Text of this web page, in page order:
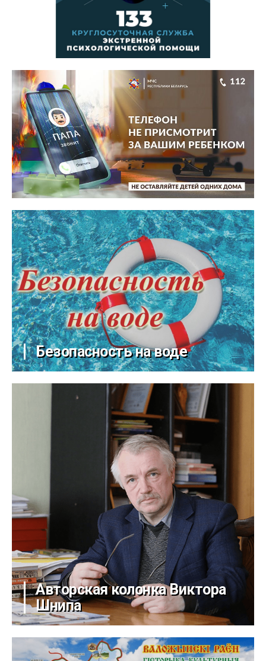
Безопасность на воде
Авторская колонка Виктора
Шнипа